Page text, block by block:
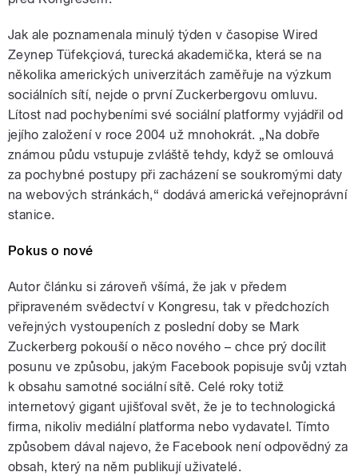
Jak ale poznamenala minulý týden v časopise Wired
Zeynep Tüfekçiová, turecká akademička, která se na
několika amerických univerzitách zaměřuje na výzkum
sociálních sítí, nejde o první Zuckerbergovu omluvu.
Lítost nad pochybeními své sociální platformy vyjádřil od
jejího založení v roce 2004 už mnohokrát. „Na dobře
známou půdu vstupuje zvláště tehdy, když se omlouvá
za pochybné postupy při zacházení se soukromými daty
na webových stránkách,“ dodává americká veřejnoprávní
stanice.
Pokus o nové
Autor článku si zároveň všímá, že jak v předem
připraveném svědectví v Kongresu, tak v předchozích
veřejných vystoupeních z poslední doby se Mark
Zuckerberg pokouší o něco nového – chce prý docílit
posunu ve způsobu, jakým Facebook popisuje svůj vztah
k obsahu samotné sociální sítě. Celé roky totiž
internetový gigant ujišťoval svět, že je to technologická
firma, nikoliv mediální platforma nebo vydavatel. Tímto
způsobem dával najevo, že Facebook není odpovědný za
obsah, který na něm publikují uživatelé.